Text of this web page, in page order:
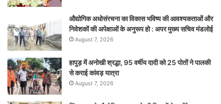
औद्योगिक अधोसंरचना का विकास भविष्य की आवश्यकताओं और
निवेशकों की अपेक्षाओं के अनुरूप हो : अपर मुख्य सचिव मंडलोई
August 7, 2026
हापुड़ में अनोखी श्रद्धा, 95 वर्षीय दादी को 25 पोतों ने पालकी
से कराई कांवड़ यात्रा
August 7, 2026